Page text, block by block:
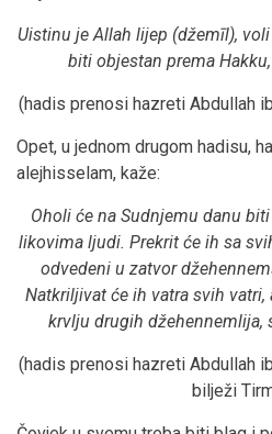
Uistinu je Allah lijep (džemīl),
biti objestan prema
(hadis prenosi hazreti Abdullah
Opet, u jednom drugom hadisu,
alejhisselam, kaže:
Oholi će na Sudnjemu danu
likovima ljudi. Prekrit će ih sa
odvedeni u zatvor
Natkriljivat će ih vatra svih
krvlju drugih
(hadis prenosi hazreti Abdullah
bilježi